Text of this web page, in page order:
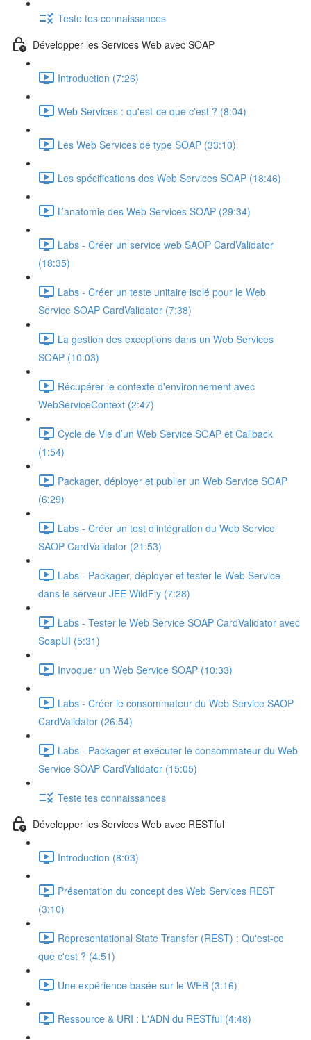
Teste tes connaissances
Développer les Services Web avec SOAP
Introduction (7:26)
Web Services : qu'est-ce que c'est ? (8:04)
Les Web Services de type SOAP (33:10)
Les spécifications des Web Services SOAP (18:46)
L’anatomie des Web Services SOAP (29:34)
Labs - Créer un service web SAOP CardValidator
(18:35)
Labs - Créer un teste unitaire isolé pour le Web
Service SOAP CardValidator (7:38)
La gestion des exceptions dans un Web Services
SOAP (10:03)
Récupérer le contexte d'environnement avec
WebServiceContext (2:47)
Cycle de Vie d’un Web Service SOAP et Callback
(1:54)
Packager, déployer et publier un Web Service SOAP
(6:29)
Labs - Créer un test d’intégration du Web Service
SAOP CardValidator (21:53)
Labs - Packager, déployer et tester le Web Service
dans le serveur JEE WildFly (7:28)
Labs - Tester le Web Service SOAP CardValidator avec
SoapUI (5:31)
Invoquer un Web Service SOAP (10:33)
Labs - Créer le consommateur du Web Service SAOP
CardValidator (26:54)
Labs - Packager et exécuter le consommateur du Web
Service SOAP CardValidator (15:05)
Teste tes connaissances
Développer les Services Web avec RESTful
Introduction (8:03)
Présentation du concept des Web Services REST
(3:10)
Representational State Transfer (REST) : Qu'est-ce
que c'est ? (4:51)
Une expérience basée sur le WEB (3:16)
Ressource & URI : L'ADN du RESTful (4:48)